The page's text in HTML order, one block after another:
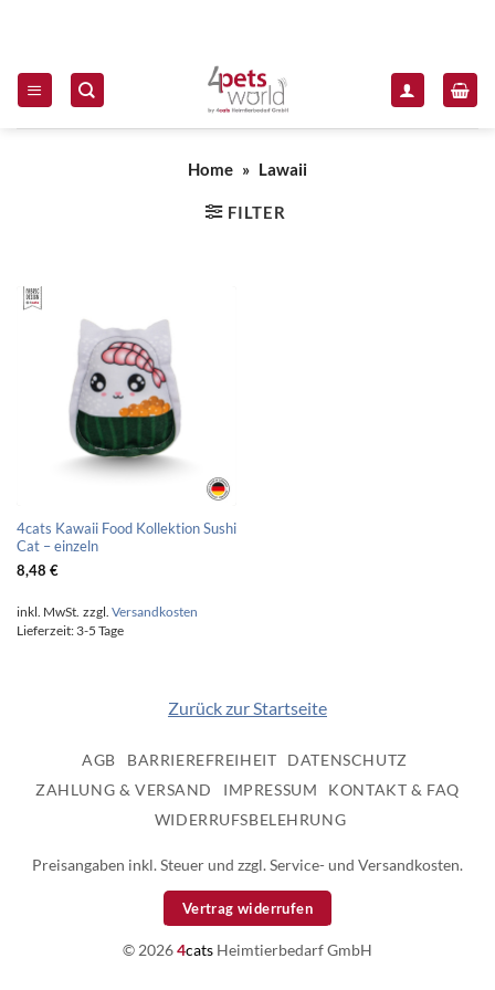
Home » Lawaii
FILTER
4cats Kawaii Food Kollektion Sushi
Cat – einzeln
8,48 €
inkl. MwSt. zzgl. Versandkosten
Lieferzeit: 3-5 Tage
Zurück zur Startseite
AGB BARRIEREFREIHEIT
DATENSCHUTZ
ZAHLUNG & VERSAND
IMPRESSUM
KONTAKT & FAQ
WIDERRUFSBELEHRUNG
Preisangaben inkl. Steuer und zzgl. Service- und Versandkosten.
Vertrag widerrufen
© 20264cats Heimtierbedarf GmbH